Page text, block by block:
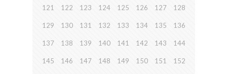
121 122 123 124 125 126 127 128
129 130 131 132 133 134 135 136
137 138 139 140 141 142 143 144
145 146 147 148 149 150 151 152